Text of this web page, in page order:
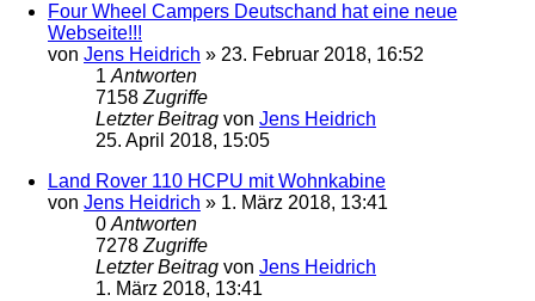
Four Wheel Campers Deutschand hat eine neue
Webseite!!!
von Jens Heidrich » 23. Februar 2018, 16:52
1 Antworten
7158 Zugriffe
Letzter Beitrag von Jens Heidrich
25. April 2018, 15:05
Land Rover 110 HCPU mit Wohnkabine
von Jens Heidrich » 1. März 2018, 13:41
0 Antworten
7278 Zugriffe
Letzter Beitrag von Jens Heidrich
1. März 2018, 13:41